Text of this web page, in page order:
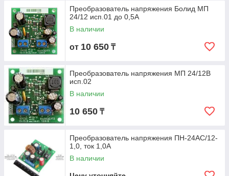
Преобразователь напряжения Болид МП
24/12 исп.01 до 0,5А
В наличии
от 10 650 ₸
Преобразователь напряжения МП 24/12В
исп.02
В наличии
10 650 ₸
Преобразователь напряжения ПН-24АС/12-
1,0, ток 1,0А
В наличии